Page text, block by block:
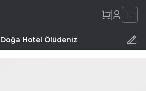
Doğa Hotel Ölüdeniz